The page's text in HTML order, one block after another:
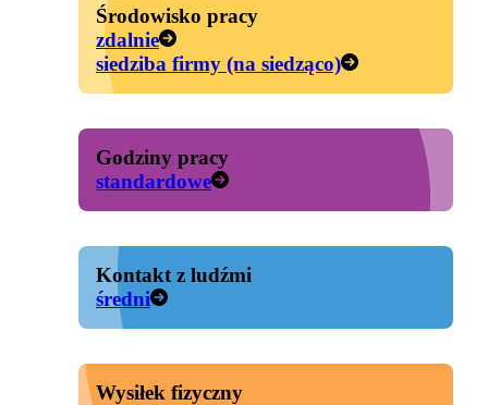
Środowisko pracy
zdalnie
siedziba firmy (na siedząco)
Godziny pracy
standardowe
Kontakt z ludźmi
średni
Wysiłek fizyczny